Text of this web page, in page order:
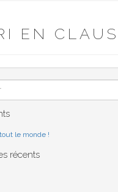
EN
le monde !
récents